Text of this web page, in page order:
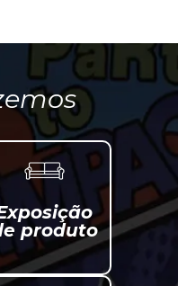
produto